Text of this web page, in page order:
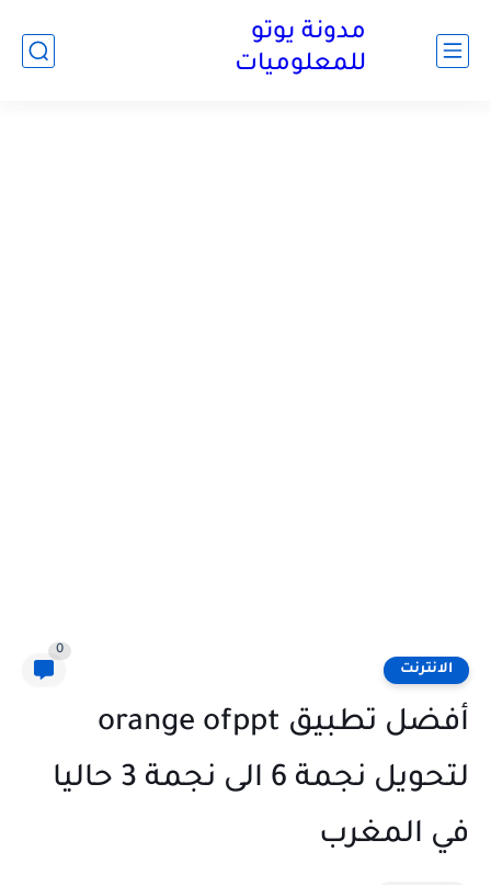
مدونة يوتو
للمعلوميات
الانترنت
0
أفضل تطبيق orange ofppt
لتحويل نجمة 6 الى نجمة 3 حاليا
في المغرب